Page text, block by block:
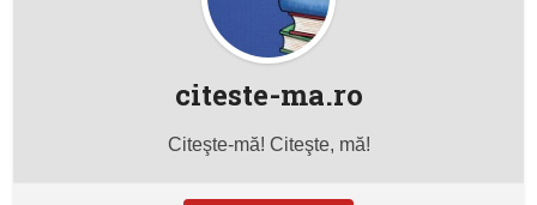
citeste-ma.ro
Citeşte-mă! Citeşte, mă!